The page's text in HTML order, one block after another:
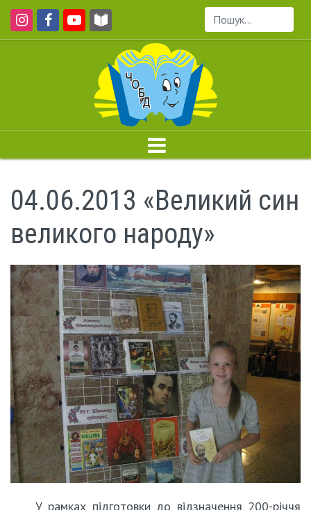
Пошук...
04.06.2013 «Великий син
великого народу»
У рамках підготовки до відзначення 200-річчя